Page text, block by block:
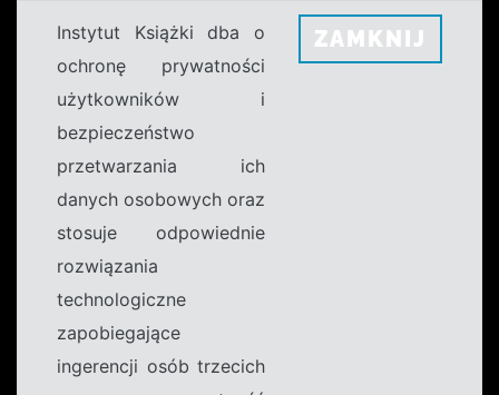
Instytut Książki dba o
ochronę prywatności
użytkowników i
bezpieczeństwo
przetwarzania ich
danych osobowych oraz
stosuje odpowiednie
rozwiązania
technologiczne
zapobiegające
ingerencji osób trzecich
ZAMKNIJ